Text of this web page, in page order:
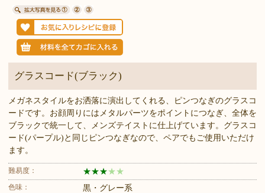
グラスコード(ブラック)
メガネスタイルをお洒落に演出してくれる、ピンつなぎのグラスコ
ードです。お顔周りにはメタルパーツをポイントにつなぎ、全体を
ブラックで統一して、メンズテイストに仕上げています。グラスコ
ード(パープル)と同じピンつなぎなので、ペアでもご使用いただけ
ます。
難易度： ★★★ ★ ★
色味： 黒・グレー系